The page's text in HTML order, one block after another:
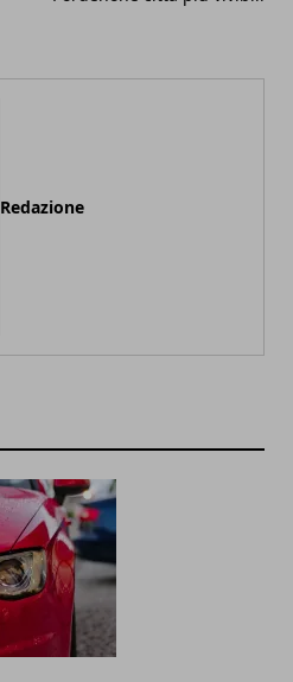
Redazione